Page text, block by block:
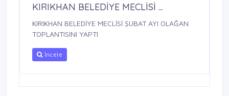
KIRIKHAN BELEDİYE MECLİSİ ...
KIRIKHAN BELEDİYE MECLİSİ ŞUBAT AYI OLAĞAN
TOPLANTISINI YAPTI
İncele